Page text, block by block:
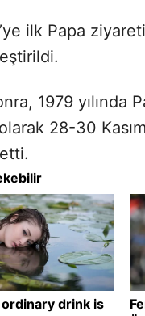
ilk Papa
1979 yılında
28-30